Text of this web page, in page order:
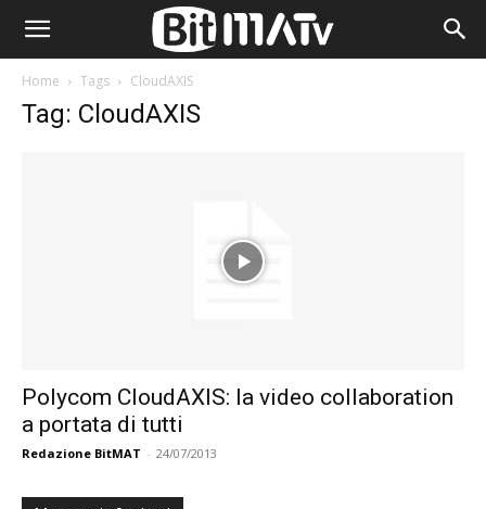
Home Tags CloudAXIS
Tag: CloudAXIS
Polycom CloudAXIS: la video collaboration
a portata di tutti
Redazione BitMAT - 24/07/2013